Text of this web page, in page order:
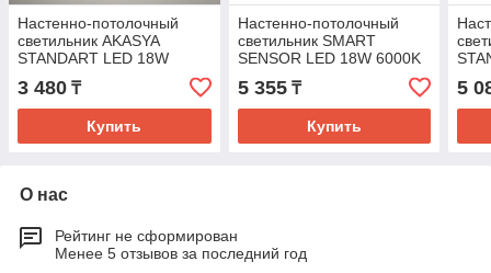
Настенно-потолочный
светильник AKASYA
STANDART LED 18W
6000K 265MM
3 480 ₸
Купить
Настенно-потолочный
светильник SMART
SENSOR LED 18W 6000K
5 355₸
Купить
5
О нас
Рейтинг не сформирован
Менее 5 отзывов за последний год